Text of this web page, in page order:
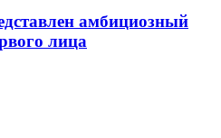
амбициозный
лица